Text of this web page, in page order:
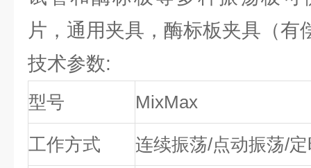
片，通用夹具，酶标板夹具（有
技术参数:
型号 MixMax
工作方式 连续振荡/点动振荡/